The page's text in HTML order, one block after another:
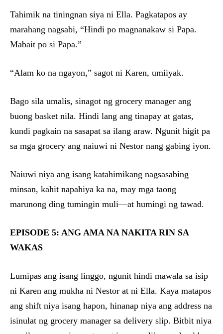
Tahimik na tiningnan siya ni Ella. Pagkatapos ay
marahang nagsabi, “Hindi po magnanakaw si Papa.
Mabait po si Papa.”
“Alam ko na ngayon,” sagot ni Karen, umiiyak.
Bago sila umalis, sinagot ng grocery manager ang
buong basket nila. Hindi lang ang tinapay at gatas,
kundi pagkain na sasapat sa ilang araw. Ngunit higit pa
sa mga grocery ang naiuwi ni Nestor nang gabing iyon.
Naiuwi niya ang isang katahimikang nagsasabing
minsan, kahit napahiya ka na, may mga taong
marunong ding tumingin muli—at humingi ng tawad.
EPISODE 5: ANG AMA NA NAKITA RIN SA
WAKAS
Lumipas ang isang linggo, ngunit hindi mawala sa isip
ni Karen ang mukha ni Nestor at ni Ella. Kaya matapos
ang shift niya isang hapon, hinanap niya ang address na
isinulat ng grocery manager sa delivery slip. Bitbit niya